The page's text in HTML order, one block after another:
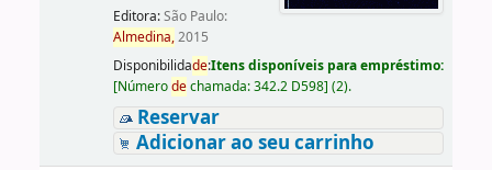
Editora:São Paulo:
Almedina,2015
Disponibilidade:Itens disponíveis para empréstimo:
[Númerodechamada:342.2 D598] (2).
Reservar
Adicionar ao seu carrinho